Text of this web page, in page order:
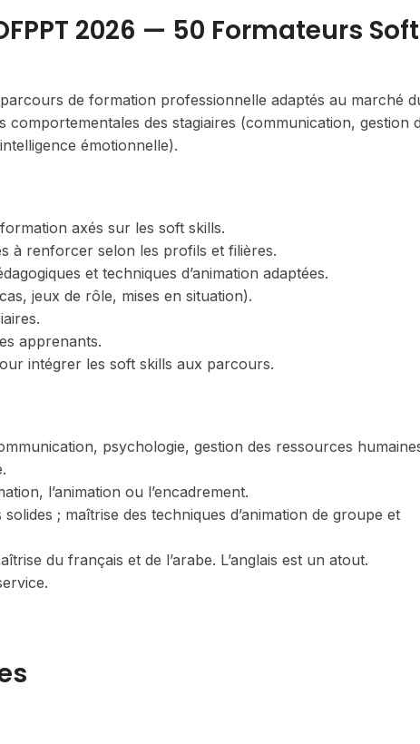
2026 — 50 Formateurs Soft
de formation professionnelle adaptés au marché
des stagiaires (communication, gestion
émotionnelle).
axés sur les soft skills.
à renforcer selon les profils et filières.
et techniques d’animation adaptées.
jeux de rôle, mises en situation).
apprenants.
intégrer les soft skills aux parcours.
psychologie, gestion des ressources
l’animation ou l’encadrement.
; maîtrise des techniques d’animation de groupe et
du français et de l’arabe. L’anglais est un atout.